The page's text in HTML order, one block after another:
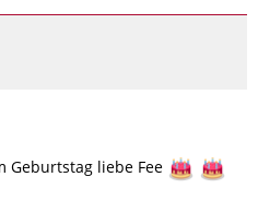
Geburtstag liebe Fee